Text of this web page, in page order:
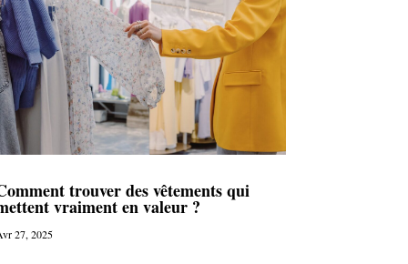
trouver des vêtements qui
vraiment en valeur ?
27, 2025